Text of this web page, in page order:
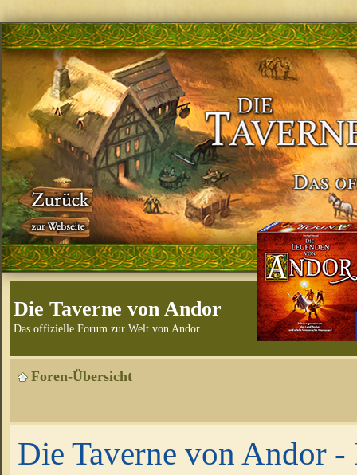
Die Taverne von Andor
Das offizielle Forum zur Welt von Andor
Foren-Übersicht
Die Taverne von Andor